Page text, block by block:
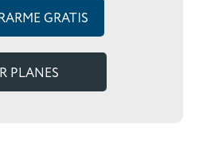
GRATIS
PLANES